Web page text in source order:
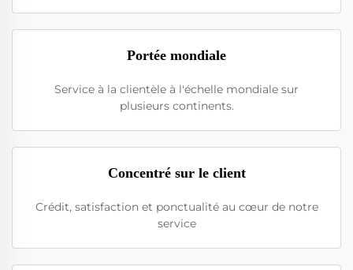
Portée mondiale
Service à la clientèle à l'échelle mondiale sur
plusieurs continents.
Concentré sur le client
Crédit, satisfaction et ponctualité au cœur de notre
service